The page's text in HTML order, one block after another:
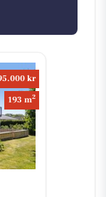
kr
193 m2